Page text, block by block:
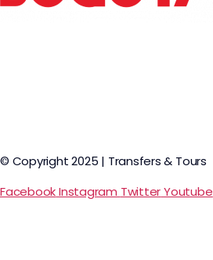
© Copyright 2025 | Transfers & Tours
FacebookInstagram TwitterYoutube